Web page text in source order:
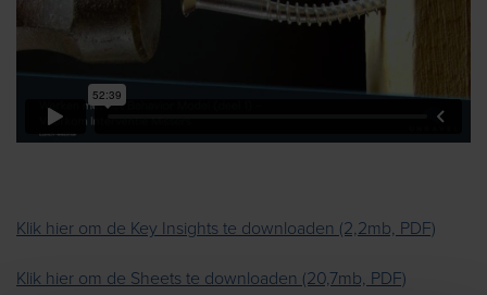
Klik hier om de Key Insights te downloaden (2,2mb, PDF)
Klik hier om de Sheets te downloaden (20,7mb, PDF)